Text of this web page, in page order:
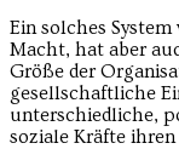
Ein solches
Macht, hat aber
Größe der
gesellschaftliche
unterschiedliche,
soziale Kräfte ihren